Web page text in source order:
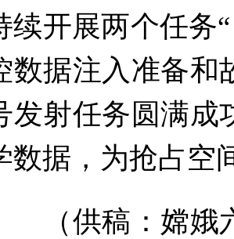
续开展两个任务
数据注入准备和
发射任务圆满成
数据，为抢占空
（供稿：嫦娥六